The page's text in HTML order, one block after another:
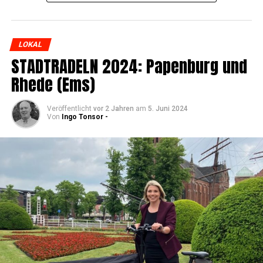
TEXT-VIDEO ZUM KALKHOFF ENDEAVOUR 7.B ADVANCE
KALKHOFF ENDEAVOUR 7.B ADVANCE
LOKAL
STADTRADELN 2024: Papen­burg und
Rhe­de (Ems)
Veröffentlicht vor 2 Jahren am 5. Juni 2024
Von
Ingo Tonsor -